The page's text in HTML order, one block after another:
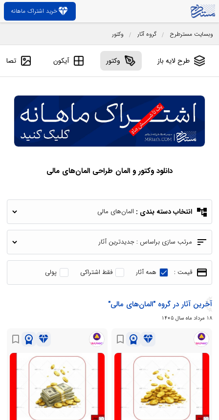
diamondخرید اشتراک ماهانه
طرح لایه باز وکتور آیکون
دانلود وکتور و المان طراحی المان‌های مالی
وبسایت مسترطرح گروه آثار وکتور
account_tree انتخاب دسته بندی :
sort مرتب سازی براساس :
payment قیمت : همه آثار فقط اشتراکی پولی
آخرین آثار در گروه "المان‌های مالی"
18 مرداد ماه سال 1405
diamond
workspace_premium
bookmark_border
diamond
workspace_premium
bookmark_border